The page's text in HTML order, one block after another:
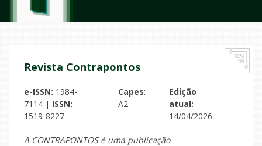
Revista Contrapontos
e-ISSN: 1984-
7114 | ISSN:
1519-8227
Capes:
A2
Edição
atual:
14/04/2026
A CONTRAPONTOS é uma publicação